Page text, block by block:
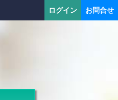
ログイン お問合せ